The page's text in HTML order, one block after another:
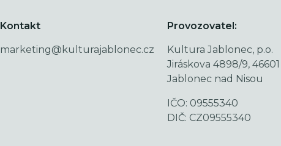
Kontakt
marketing@kulturajablonec.cz
Provozovatel:
Kultura Jablonec, p.o.
Jiráskova 4898/9, 46601
Jablonec nad Nisou
IČO: 09555340
DIČ: CZ09555340